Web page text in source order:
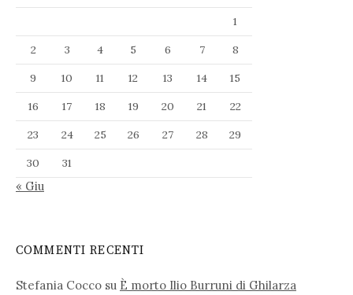
1
2
3 4 5 6 7
8
9
10 11 12 13 14
15
16
17 18 19 20 21
22
23
24 25 26 27 28
29
30
31
« Giu
COMMENTI RECENTI
Stefania Cocco su È morto Ilio Burruni di Ghilarza